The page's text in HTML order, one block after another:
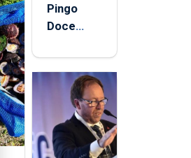
Pingo
Doce
quinta-
feira nova
loja em
Sebastião
e cria 30